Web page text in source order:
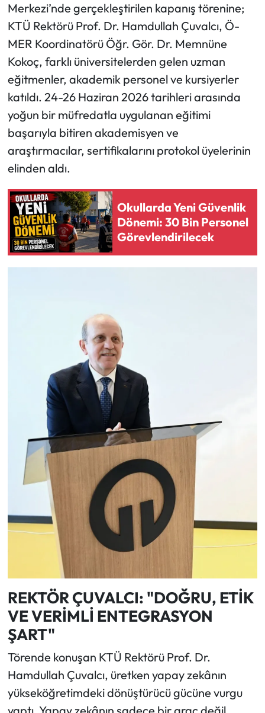
Merkezi’nde gerçekleştirilen kapanış törenine;
KTÜ Rektörü Prof. Dr. Hamdullah Çuvalcı, Ö-
MER Koordinatörü Öğr. Gör. Dr. Memnüne
Kokoç, farklı üniversitelerden gelen uzman
eğitmenler, akademik personel ve kursiyerler
katıldı. 24-26 Haziran 2026 tarihleri arasında
yoğun bir müfredatla uygulanan eğitimi
başarıyla bitiren akademisyen ve
araştırmacılar, sertifikalarını protokol üyelerinin
elinden aldı.
Okullarda Yeni Güvenlik
Dönemi: 30 Bin Personel
Görevlendirilecek
REKTÖR ÇUVALCI: "DOĞRU, ETİK
VE VERİMLİ ENTEGRASYON
ŞART"
Törende konuşan KTÜ Rektörü Prof. Dr.
Hamdullah Çuvalcı, üretken yapay zekânın
yükseköğretimdeki dönüştürücü gücüne vurgu